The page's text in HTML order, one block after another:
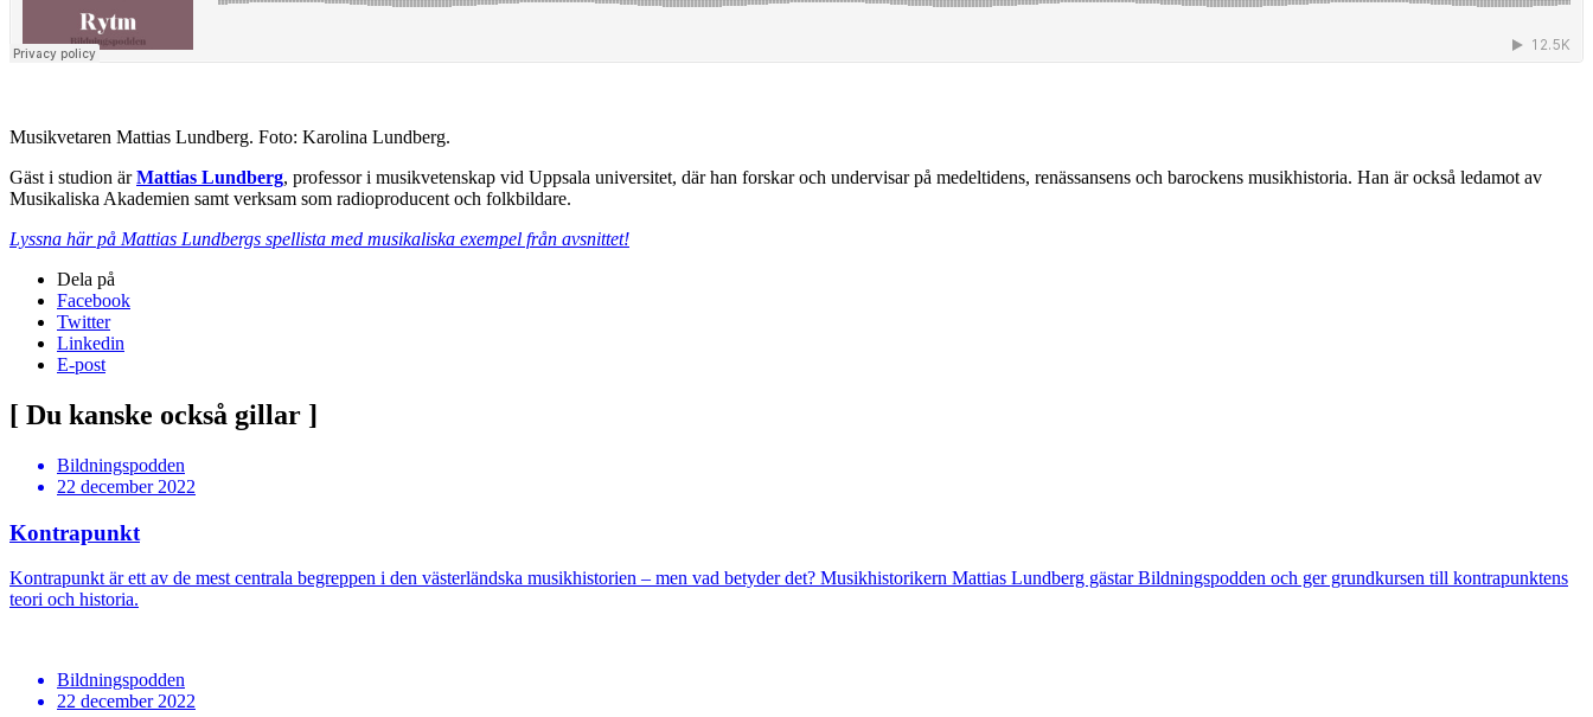
Musikvetaren Mattias Lundberg. Foto: Karolina Lundberg.
Gäst i studion ärMattias Lundberg, professor i musikvetenskap vid Uppsala universitet, där han forskar och undervisar på medeltidens, renässansens och barockens musikhistoria. Han är också ledamot av
Musikaliska Akademien samt verksam som radioproducent och folkbildare.
Lyssna här på Mattias Lundbergs spellista med musikaliska exempel från avsnittet!
Dela på
Facebook
Twitter
Linkedin
E-post
[ Du kanske också gillar ]
Bildningspodden
22 december 2022
Kontrapunkt
Kontrapunkt är ett av de mest centrala begreppen i den västerländska musikhistorien – men vad betyder det? Musikhistorikern Mattias Lundberg gästar Bildningspodden och ger grundkursen till kontrapunktens
teori och historia.
Bildningspodden
22 december 2022